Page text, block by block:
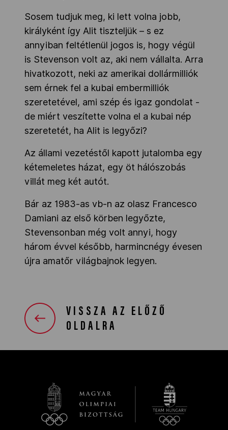
Sosem tudjuk meg, ki lett volna jobb,
királyként így Alit tiszteljük – s ez
annyiban feltétlenül jogos is, hogy végül
is Stevenson volt az, aki nem vállalta. Arra
hivatkozott, neki az amerikai dollármilliók
sem érnek fel a kubai embermilliók
szeretetével, ami szép és igaz gondolat -
de miért veszítette volna el a kubai nép
szeretetét, ha Alit is legyőzi?
Az állami vezetéstől kapott jutalomba egy
kétemeletes házat, egy öt hálószobás
villát meg két autót.
Bár az 1983-as vb-n az olasz Francesco
Damiani az első körben legyőzte,
Stevensonban még volt annyi, hogy
három évvel később, harmincnégy évesen
újra amatőr világbajnok legyen.
VISSZA AZ ELŐZŐ
OLDALRA